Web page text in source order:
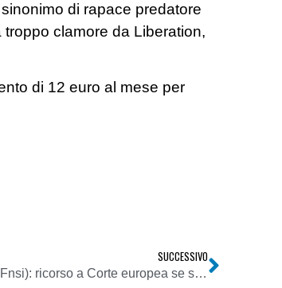
di rapace predatore
troppo clamore da Liberation,
di 12 euro al mese per
SUCCESSIVO
Intercettazioni. Natale (Fnsi): ricorso a Corte europea se sarà approvato ddl Alfano. Garantiremo sostegno a “disobbedienti”